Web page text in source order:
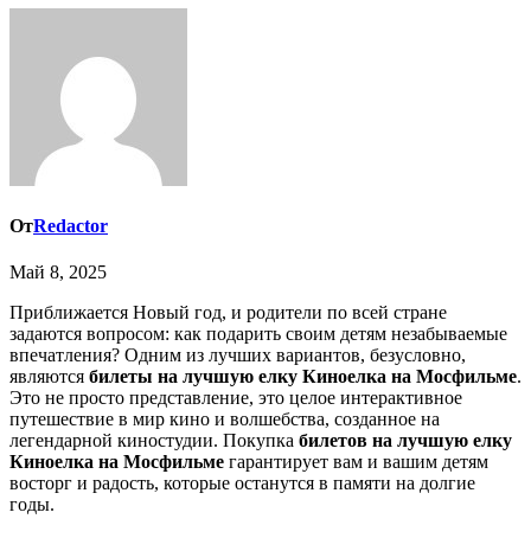
ОтRedactor
Май 8, 2025
Приближается Новый год, и родители по всей стране
задаются вопросом: как подарить своим детям незабываемые
впечатления? Одним из лучших вариантов, безусловно,
являются билеты на лучшую елку Киноелка на Мосфильме.
Это не просто представление, это целое интерактивное
путешествие в мир кино и волшебства, созданное на
легендарной киностудии. Покупка билетов на лучшую елку
Киноелка на Мосфильме гарантирует вам и вашим детям
восторг и радость, которые останутся в памяти на долгие
годы.